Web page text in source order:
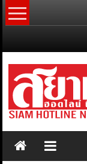
Skip
to